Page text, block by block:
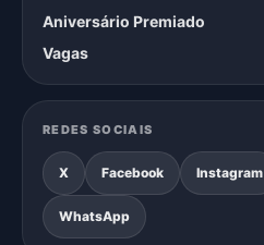
Aniversário Premiado
Vagas
REDES SOCIAIS
X Facebook Instagram
WhatsApp